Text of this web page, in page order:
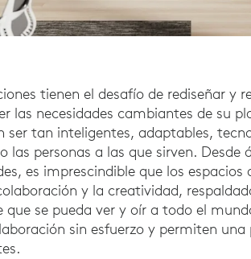
tienen el desafío de rediseñar y
las necesidades cambiantes de su
ser tan inteligentes, adaptables,
las personas a las que sirven. Desde
es imprescindible que los
y la creatividad,
que se pueda ver y oír a todo el
sin esfuerzo y permiten